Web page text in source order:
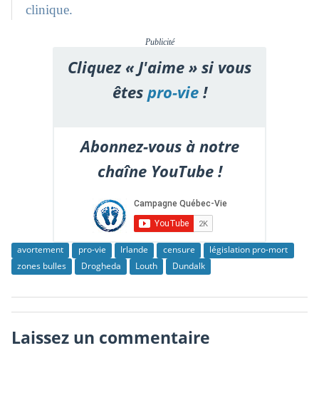
clinique.
Publicité
Cliquez « J'aime » si vous
êtespro-vie!
Abonnez-vous à notre
chaîne YouTube !
avortement pro-vie Irlande censure
législation pro-mort
zones bulles
Drogheda Louth Dundalk
Laissez un commentaire